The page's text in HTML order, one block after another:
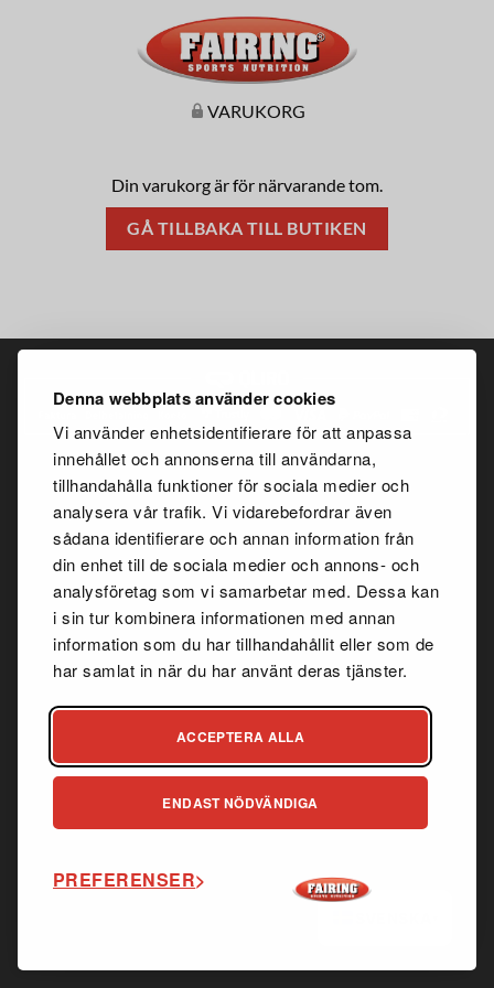
Denna webbplats använder cookies
Vi använder enhetsidentifierare för att anpassa
innehållet och annonserna till användarna,
tillhandahålla funktioner för sociala medier och
analysera vår trafik. Vi vidarebefordrar även
sådana identifierare och annan information från
din enhet till de sociala medier och annons- och
analysföretag som vi samarbetar med. Dessa kan
i sin tur kombinera informationen med annan
information som du har tillhandahållit eller som de
har samlat in när du har använt deras tjänster.
ACCEPTERA ALLA
ENDAST NÖDVÄNDIGA
PREFERENSER
VARUKORG
Din varukorg är för närvarande tom.
GÅ TILLBAKA TILL BUTIKEN
Copyright 2026 ©Fairing.se
Isamarbete medWebbfix